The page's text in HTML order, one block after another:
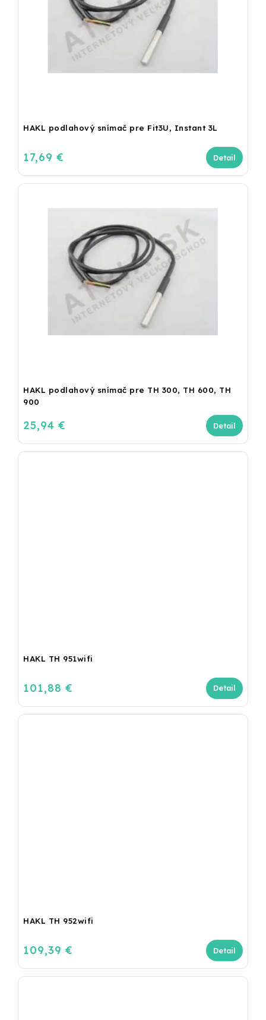
HAKL podlahový snímač pre Fit3U, Instant 3L
17,69 € Detail
HAKL podlahový snímač pre TH 300, TH 600, TH
900
25,94 € Detail
HAKL TH 951wifi
101,88 € Detail
HAKL TH 952wifi
109,39 € Detail